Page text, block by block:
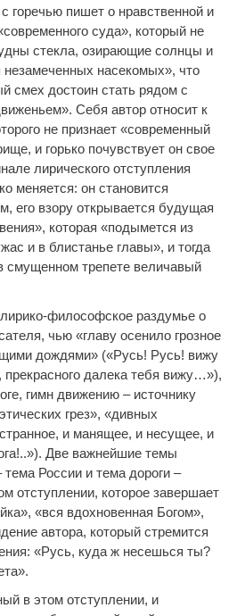
горечью пишет о нравственной и
суда», который не
стекла, озирающие солнцы и
насекомых», что
смех достоин стать рядом с
Себя автор относит к
не признает «современный
и горько почувствует он свое
лирического отступления
меняется: он становится
его взору открывается будущая
которая «подымется из
и в блистанье главы», и тогда
смущенном трепете величавый
философское раздумье о
чью «главу осенило грозное
дождями» («Русь! Русь! вижу
прекрасного далека тебя вижу…»),
гимн движению – источнику
грез», «дивных
и манящее, и несущее, и
Две важнейшие темы
России и тема дороги –
отступлении, которое завершает
«вся вдохновенная Богом»,
автора, который стремится
«Русь, куда ж несешься ты?
в этом отступлении, и